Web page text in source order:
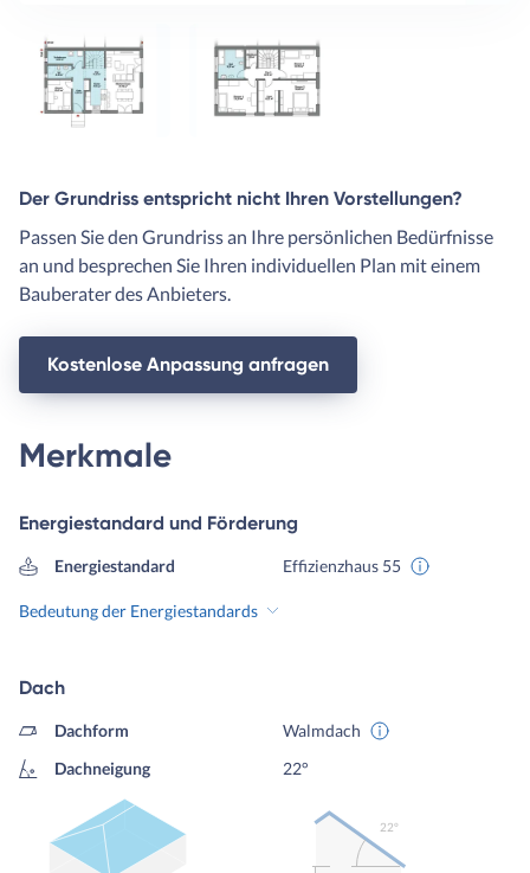
Der Grundriss entspricht nicht Ihren Vorstellungen?
Passen Sie den Grundriss an Ihre persönlichen Bedürfnisse
an und besprechen Sie Ihren individuellen Plan mit einem
Bauberater des Anbieters.
Kostenlose Anpassung anfragen
Merkmale
Energiestandard und Förderung
Energiestandard Effizienzhaus 55
Bedeutung der Energiestandards
Dach
Dachform
Walmdach
Dachneigung
22°
22º